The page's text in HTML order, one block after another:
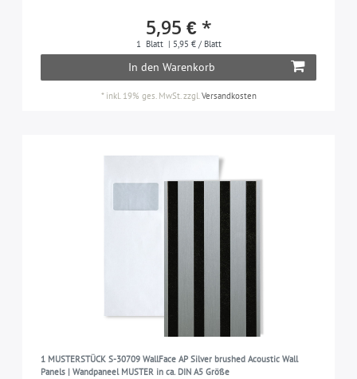
5,95 € *
1 Blatt | 5,95 € / Blatt
In den Warenkorb
* inkl. 19% ges. MwSt.zzgl.Versandkosten
1 MUSTERSTÜCK S-30709 WallFace AP Silver brushed Acoustic Wall
Panels | Wandpaneel MUSTER in ca. DIN A5 Größe